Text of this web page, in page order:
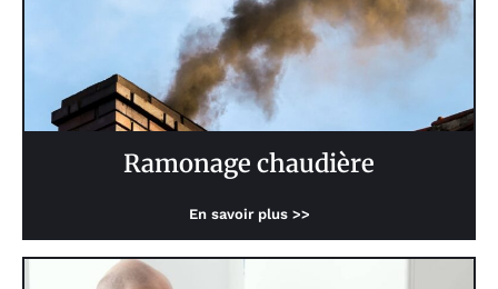
Ramonage chaudière
En savoir plus >>